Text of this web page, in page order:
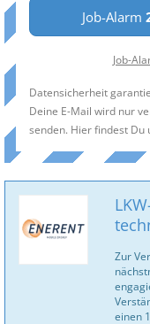
Job-Alarm
Job-
Datensicherheit
Deine E-Mail wird nur
senden. Hier findest Du
Zur
einen